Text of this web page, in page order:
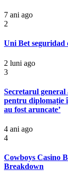
7 ani ago
2
Uni Bet seguridad
2 luni ago
3
Secretarul
pentru diplomație
au fost aruncate’
4 ani ago
4
Cowboys Casino
Breakdown